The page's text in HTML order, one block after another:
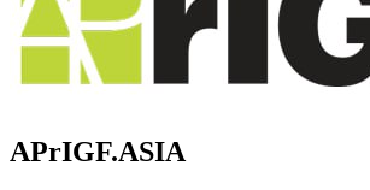
APrIGF.ASIA